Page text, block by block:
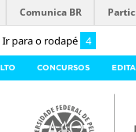
Ir para o rodapé 4
Comunica BR
CONCURSOS